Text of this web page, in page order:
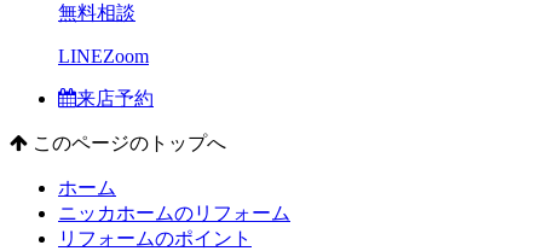
無料相談
LINEZoom
来店予約
このページのトップへ
ホーム
ニッカホームのリフォーム
リフォームのポイント